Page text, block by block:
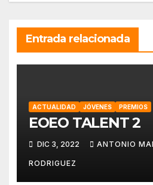
Entrada relacionada
ACTUALIDAD JÓVENES PREMIOS
EOEO TALENT 2
DIC 3, 2022 ANTONIO
RODRIGUEZ